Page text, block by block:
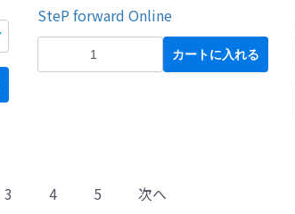
SteP forward Online
カートに入れる
3 4 5 次へ